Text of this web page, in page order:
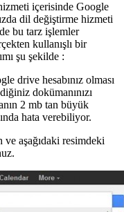
içerisinde Google
dil değiştirme hizmeti
bu tarz işlemler
kullanışlı bir
şu şekilde :
drive hesabınız olması
dokümanınızı
2 mb tan büyük
hata verebiliyor.
aşağıdaki resimdeki